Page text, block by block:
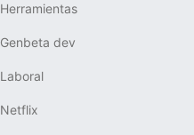
Herramientas
Genbeta dev
Laboral
Netflix